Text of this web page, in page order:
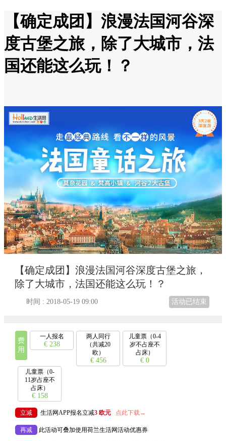
【确定成团】浪漫法国河谷深
度古堡之旅，除了大城市，法
国还能这么玩！？
【确定成团】浪漫法国河谷深度古堡之旅，
除了大城市，法国还能这么玩！？
活动已结束
时间 : 2018-05-19 09:00
费
用
一人报名
€ 238
两人同行
（共减20
欧）
€ 456
儿童票（0-4
岁不占座不
占床）
€ 0
儿童票（0-
11岁占座不
占床）
€ 158
立减 生活网APP报名立减3 欧元 点此下载→
再减 此活动可叠加使用荷兰生活网活动优惠券